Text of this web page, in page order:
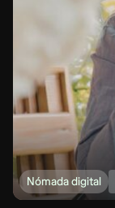
Nómada digital